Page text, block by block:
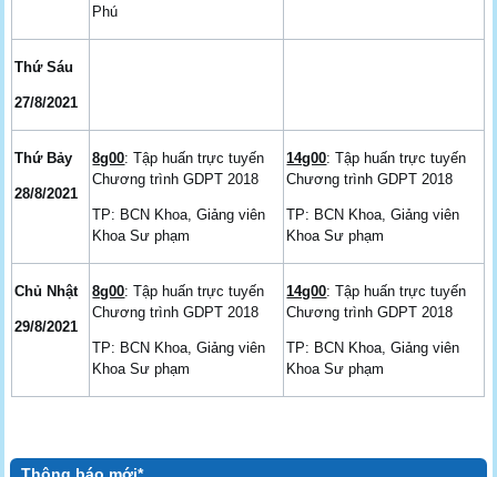
Phú
Thứ Sáu
27/8/2021
Thứ Bảy
28/8/2021
8g00: Tập huấn trực tuyến
Chương trình GDPT 2018
TP: BCN Khoa, Giảng viên
Khoa Sư phạm
14g00: Tập huấn trực tuyến
Chương trình GDPT 2018
TP: BCN Khoa, Giảng viên
Khoa Sư phạm
Chủ Nhật
29/8/2021
8g00: Tập huấn trực tuyến
Chương trình GDPT 2018
TP: BCN Khoa, Giảng viên
Khoa Sư phạm
14g00: Tập huấn trực tuyến
Chương trình GDPT 2018
TP: BCN Khoa, Giảng viên
Khoa Sư phạm